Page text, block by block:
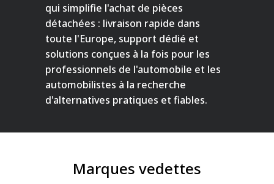
qui simplifie l'achat de pièces
détachées : livraison rapide dans
toute l'Europe, support dédié et
solutions conçues à la fois pour les
professionnels de l'automobile et les
automobilistes à la recherche
d'alternatives pratiques et fiables.
Marques vedettes